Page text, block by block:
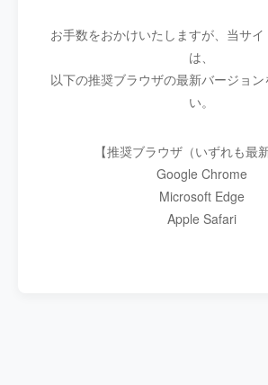
お手数をおかけいたしますが、当サ
は、
以下の推奨ブラウザの最新バージョン
い。
【推奨ブラウザ（いずれも最
Google Chrome
Microsoft Edge
Apple Safari